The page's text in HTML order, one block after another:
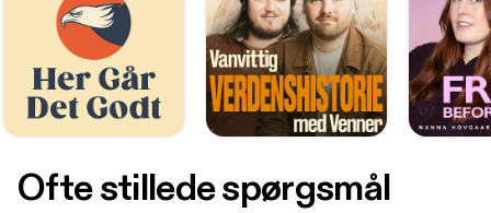
Ofte stillede spørgsmål